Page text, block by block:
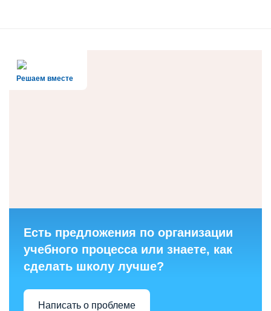
Решаем вместе
Есть предложения по организации
учебного процесса или знаете, как
сделать школу лучше?
Написать о проблеме